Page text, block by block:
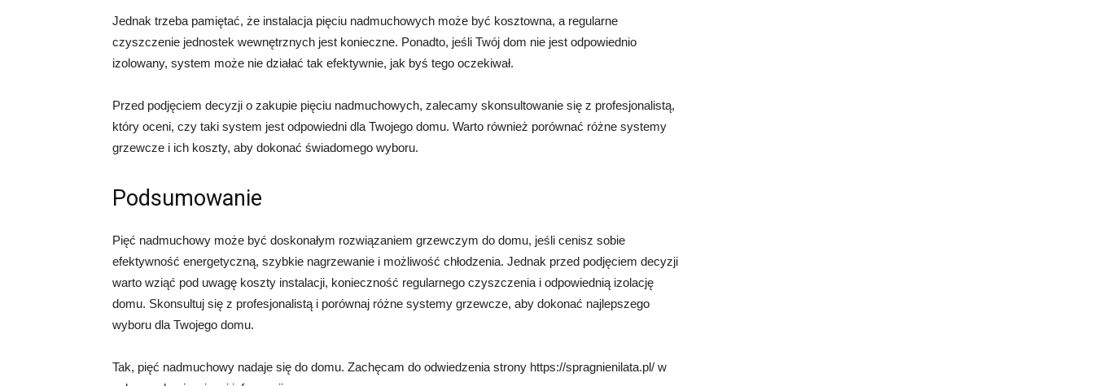
Jednak trzeba pamiętać, że instalacja pięciu nadmuchowych może być kosztowna, a regularne
czyszczenie jednostek wewnętrznych jest konieczne. Ponadto, jeśli Twój dom nie jest odpowiednio
izolowany, system może nie działać tak efektywnie, jak byś tego oczekiwał.
Przed podjęciem decyzji o zakupie pięciu nadmuchowych, zalecamy skonsultowanie się z profesjonalistą,
który oceni, czy taki system jest odpowiedni dla Twojego domu. Warto również porównać różne systemy
grzewcze i ich koszty, aby dokonać świadomego wyboru.
Podsumowanie
Pięć nadmuchowy może być doskonałym rozwiązaniem grzewczym do domu, jeśli cenisz sobie
efektywność energetyczną, szybkie nagrzewanie i możliwość chłodzenia. Jednak przed podjęciem decyzji
warto wziąć pod uwagę koszty instalacji, konieczność regularnego czyszczenia i odpowiednią izolację
domu. Skonsultuj się z profesjonalistą i porównaj różne systemy grzewcze, aby dokonać najlepszego
wyboru dla Twojego domu.
Tak, pięć nadmuchowy nadaje się do domu. Zachęcam do odwiedzenia strony https://spragnienilata.pl/ w